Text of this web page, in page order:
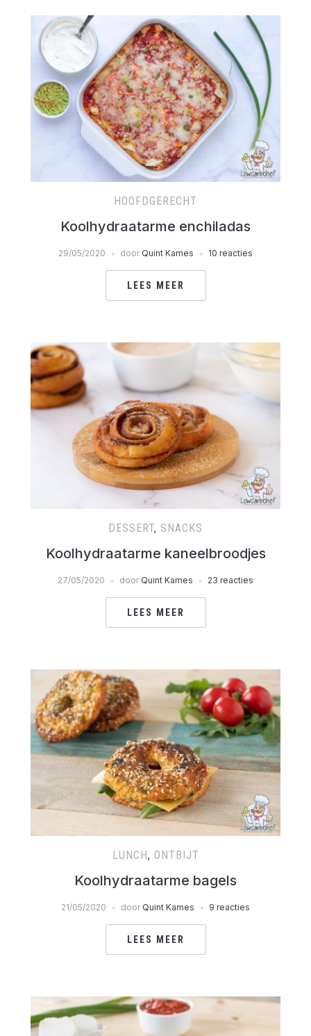
HOOFDGERECHT
Koolhydraatarme enchiladas
29/05/2020 door Quint Kames 10 reacties
LEES MEER
DESSERT, SNACKS
Koolhydraatarme kaneelbroodjes
27/05/2020 door Quint Kames 23 reacties
LEES MEER
LUNCH, ONTBIJT
Koolhydraatarme bagels
21/05/2020 door Quint Kames 9 reacties
LEES MEER